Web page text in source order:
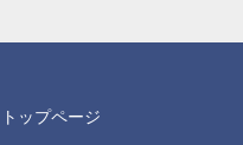
トップページ